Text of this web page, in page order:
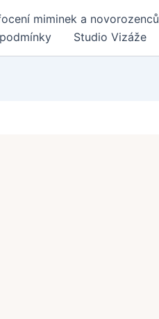
miminek a novorozenců
Studio Vizáže